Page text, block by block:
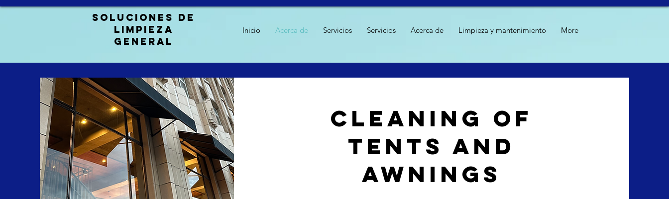
Soluciones de
limpieza
general
Inicio Acerca de Servicios Servicios Acerca de Limpieza y mantenimiento More
Cleaning of
tents and
awnings